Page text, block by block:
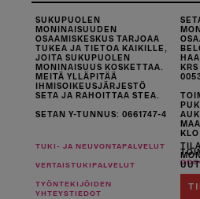
SUKUPUOLEN
MONINAISUUDEN
OSAAMISKESKUS TARJOAA
TUKEA JA TIETOA KAIKILLE,
JOITA SUKUPUOLEN
MONINAISUUS KOSKETTAA.
MEITÄ YLLÄPITÄÄ
IHMISOIKEUSJÄRJESTÖ
SETA JA RAHOITTAA STEA.
SETAN Y-TUNNUS: 0661747-4
KRS
KLO
TUKI- JA NEUVONTAPALVELUT
VERTAISTUKIPALVELUT
TYÖNTEKIJÖIDEN
YHTEYSTIEDOT